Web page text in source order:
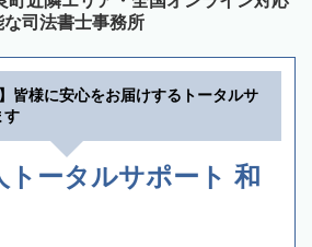
司法書士事務所
皆様に安心をお届けするトータルサ
す
トータルサポート 和